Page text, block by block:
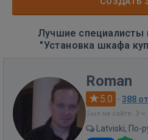
Лучшие специалисты
"Установка шкафа
Roman
5.0 · 388
Был на сайте: 3
Latviski, По-